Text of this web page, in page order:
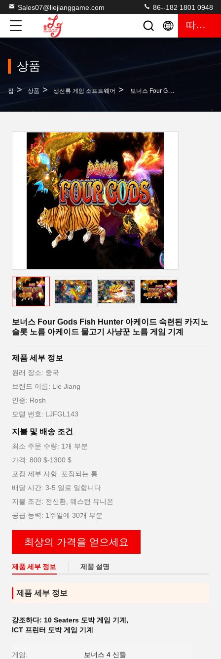
Sales07@liejianggame.com 86--182 1801 0948
따옴표
상품
집 > 상품 > 생선류 게임 소프트웨어 > 보너스 Four Gods Fish Hunter 아케이드 숙련된 카지노 슬롯 노름 아케이드 물고기 사냥꾼 노름 게임 기계
보너스 Four Gods Fish Hunter 아케이드 숙련된 카지노
슬롯 노름 아케이드 물고기 사냥꾼 노름 게임 기계
제품 세부 정보
원래 장소: 중국
브랜드 이름: Lie Jiang
인증: Rosh
모델 번호: LJFGL143
지불 및 배송 조건
최소 주문 수량: 1개 부분
가격: 800 $-1300 $
포장 세부 사항: 포장되는 통
배달 시간: 3-5 일로 일합니다
지불 조건: 전신환, 웨스턴 유니온
공급 능력: 1주일에 30개 부분
최상의 가격을 얻으세요
제품 세부 정보 제품 설명
제품 세부 정보
강조하다: 10 Seaters 도박 게임 기계 ,
ICT 프린터 도박 게임 기계
게임: 보너스 4 신들